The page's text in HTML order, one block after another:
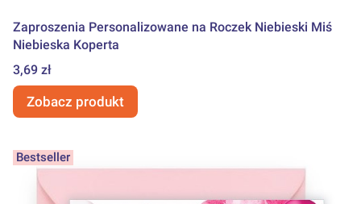
Zaproszenia Personalizowane na Roczek Niebieski Miś
Niebieska Koperta
Cena
3,69 zł
Zobacz produkt
Bestseller